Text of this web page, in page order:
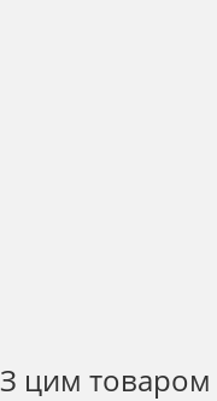
З цим товаром